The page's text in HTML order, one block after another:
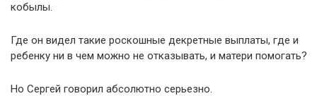
кобылы.
Где он видел такие роскошные декретные выплаты, где и
ребенку ни в чем можно не отказывать, и матери помогать?
Но Сергей говорил абсолютно серьезно.